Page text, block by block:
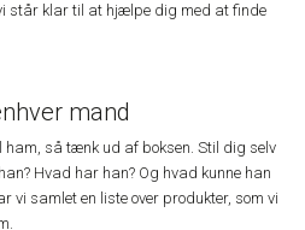
står klar til at hjælpe dig med at finde
mand
ham, så tænk ud af boksen. Stil dig selv
Hvad har han? Og hvad kunne han
vi samlet en liste over produkter, som vi